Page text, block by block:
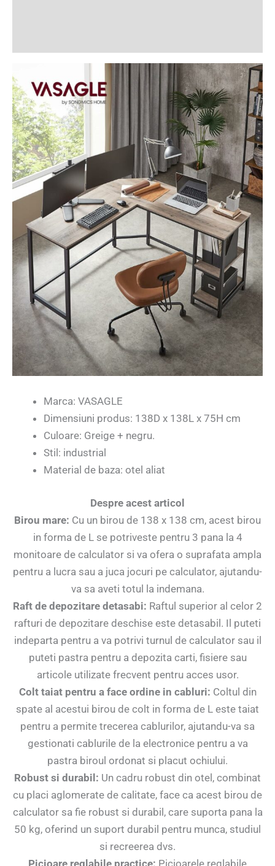
Marca: VASAGLE
Dimensiuni produs: 138D x 138L x 75H cm
Culoare: Greige + negru.
Stil: industrial
Material de baza: otel aliat
Despre acest articol
Birou mare: Cu un birou de 138 x 138 cm, acest birou
in forma de L se potriveste pentru 3 pana la 4
monitoare de calculator si va ofera o suprafata ampla
pentru a lucra sau a juca jocuri pe calculator, ajutandu-
va sa aveti totul la indemana.
Raft de depozitare detasabi: Raftul superior al celor 2
rafturi de depozitare deschise este detasabil. Il puteti
indeparta pentru a va potrivi turnul de calculator sau il
puteti pastra pentru a depozita carti, fisiere sau
articole utilizate frecvent pentru acces usor.
Colt taiat pentru a face ordine in cabluri: Coltul din
spate al acestui birou de colt in forma de L este taiat
pentru a permite trecerea cablurilor, ajutandu-va sa
gestionati cablurile de la electronice pentru a va
pastra biroul ordonat si placut ochiului.
Robust si durabil: Un cadru robust din otel, combinat
cu placi aglomerate de calitate, face ca acest birou de
calculator sa fie robust si durabil, care suporta pana la
50 kg, oferind un suport durabil pentru munca, studiul
si recreerea dvs.
Picioare reglabile practice: Picioarele reglabile